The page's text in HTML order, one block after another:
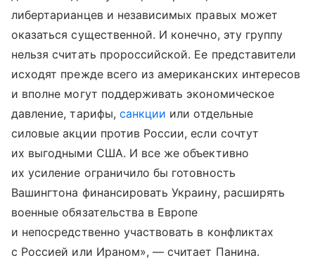
либертарианцев и независимых правых может
оказаться существенной. И конечно, эту группу
нельзя считать пророссийской. Ее представители
исходят прежде всего из американских интересов
и вполне могут поддерживать экономическое
давление, тарифы, санкции или отдельные
силовые акции против России, если сочтут
их выгодными США. И все же объективно
их усиление ограничило бы готовность
Вашингтона финансировать Украину, расширять
военные обязательства в Европе
и непосредственно участвовать в конфликтах
с Россией или Ираном», — считает Панина.